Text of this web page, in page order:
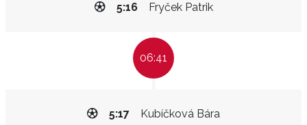
Fryček Patrik
5:16
06:41
Kubíčková Bára
5:17